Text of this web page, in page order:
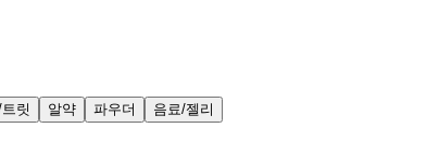
릿 알약 파우더 음료/젤리